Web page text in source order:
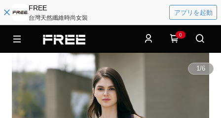
FREE
台灣天然纖維時尚女裝
アプリを起動
0
1/6